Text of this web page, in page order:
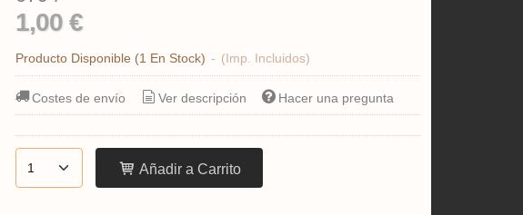
1,00 €
Producto Disponible (1 En Stock) - (Imp. Incluidos)
Costes de envío Ver descripción Hacer una pregunta
Añadir a Carrito